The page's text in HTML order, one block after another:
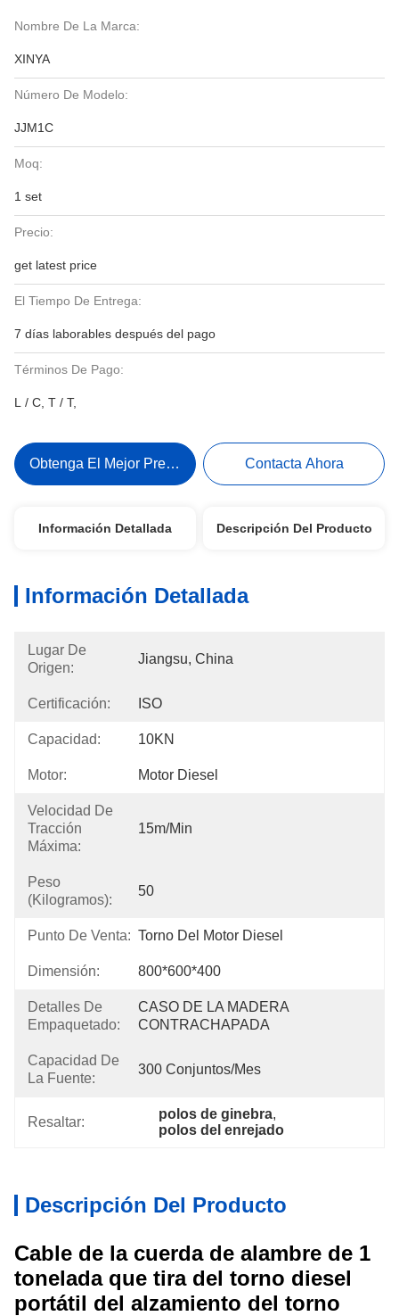
Nombre De La Marca:
XINYA
Número De Modelo:
JJM1C
Moq:
1 set
Precio:
get latest price
El Tiempo De Entrega:
7 días laborables después del pago
Términos De Pago:
L / C, T / T,
Obtenga El Mejor Precio Contacta Ahora
Información Detallada Descripción Del Producto
Información Detallada
Lugar De
Origen:
Jiangsu, China
Certificación: ISO
Capacidad: 10KN
Motor: Motor Diesel
Velocidad De
Tracción
Máxima:
15m/min
Peso
(kilogramos):
50
Punto De Venta: Torno Del Motor Diesel
Dimensión: 800*600*400
Detalles De
Empaquetado:
CASO DE LA MADERA
CONTRACHAPADA
Capacidad De
La Fuente:
300 Conjuntos/mes
Resaltar:
polos de ginebra,
polos del enrejado
Descripción Del Producto
Cable de la cuerda de alambre de 1
tonelada que tira del torno diesel
portátil del alzamiento del torno